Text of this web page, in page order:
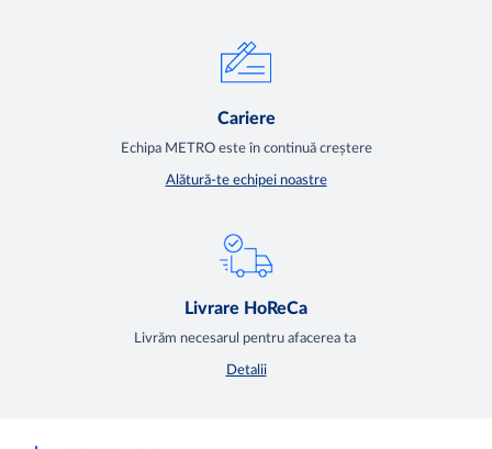
Cariere
Echipa METRO este în continuă creștere
Alătură-te echipei noastre
Livrare HoReCa
Livrăm necesarul pentru afacerea ta
Detalii